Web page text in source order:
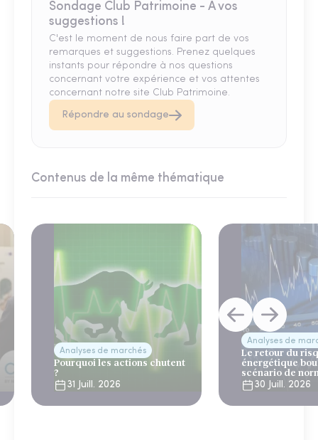
Sondage Club Patrimoine - A vos
suggestions !
C'est le moment de nous faire part de vos
remarques et suggestions. Prenez quelques
instants pour répondre à nos questions
concernant votre expérience et vos attentes
concernant notre site Club Patrimoine.
Répondre au sondage
Contenus de la même thématique
Analyses de marchés
Pourquoi les actions chutent
?
31 Juill. 2026
Analyses de
Le retour du
énergétique
scénario de
30 Juill. 2026